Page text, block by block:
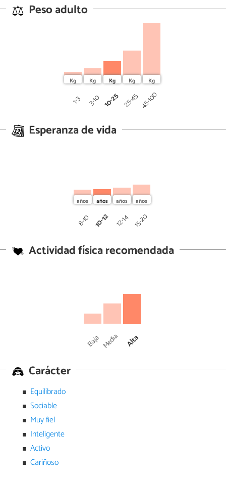
Peso adulto
1-3 3-10 10-25 25-45 45-100
Esperanza de vida
8-10 10-12 12-14 15-20
Actividad física recomendada
Baja Media Alta
Carácter
Equilibrado
Sociable
Muy fiel
Inteligente
Activo
Cariñoso